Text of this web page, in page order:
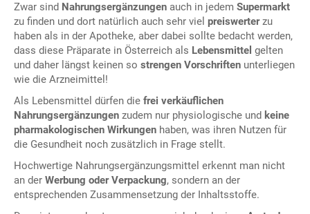
Zwar sind Nahrungsergänzungen auch in jedem Supermarkt
zu finden und dort natürlich auch sehr viel preiswerterzu
haben als in der Apotheke, aber dabei sollte bedacht werden,
dass diese Präparate in Österreich als Lebensmittel gelten
und daher längst keinen so strengen Vorschriften unterliegen
wie die Arzneimittel!
Als Lebensmittel dürfen die frei verkäuflichen
Nahrungsergänzungen zudem nur physiologische und keine
pharmakologischen Wirkungen haben, was ihren Nutzen für
die Gesundheit noch zusätzlich in Frage stellt.
Hochwertige Nahrungsergänzungsmittel erkennt man nicht
an der Werbung oder Verpackung, sondern an der
entsprechenden Zusammensetzung der Inhaltsstoffe.